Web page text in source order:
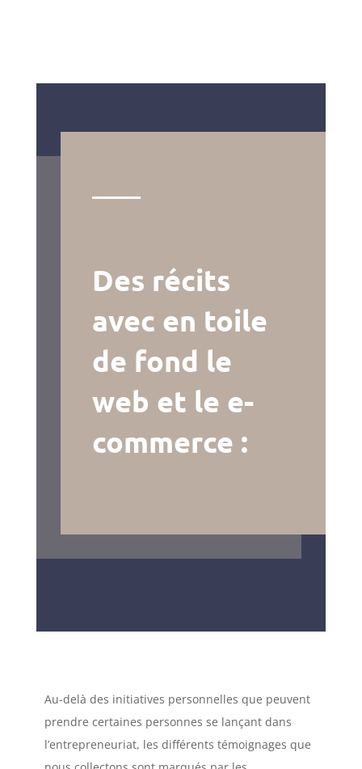
Des récits
avec en toile
de fond le
web et le e-
commerce :
Au-delà des initiatives personnelles que peuvent
prendre certaines personnes se lançant dans
l’entrepreneuriat, les différents témoignages que